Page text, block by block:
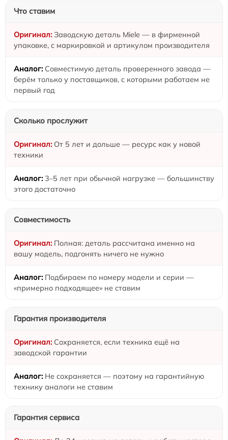
Что ставим
Заводскую деталь Miele — в фирменной
упаковке, с маркировкой и артикулом производителя
Совместимую деталь проверенного завода —
берём только у поставщиков, с которыми работаем не
первый год
Сколько прослужит
От 5 лет и дольше — ресурс как у новой
техники
3–5 лет при обычной нагрузке — большинству
этого достаточно
Совместимость
Полная: деталь рассчитана именно на
вашу модель, подгонять ничего не нужно
Подбираем по номеру модели и серии —
«примерно подходящее» не ставим
Гарантия производителя
Сохраняется, если техника ещё на
заводской гарантии
Не сохраняется — поэтому на гарантийную
технику аналоги не ставим
Гарантия сервиса